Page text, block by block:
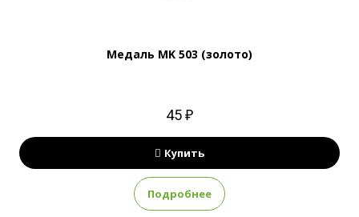
Медаль MK 503 (золото)
45 ₽
Купить
Подробнее